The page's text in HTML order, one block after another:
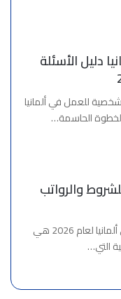
دليل الأسئلة
للعمل في ألمانيا
الحاسمة…
والرواتب
تعتبر فرصة العمل في ألمانيا لعام 2026 هي
التي…